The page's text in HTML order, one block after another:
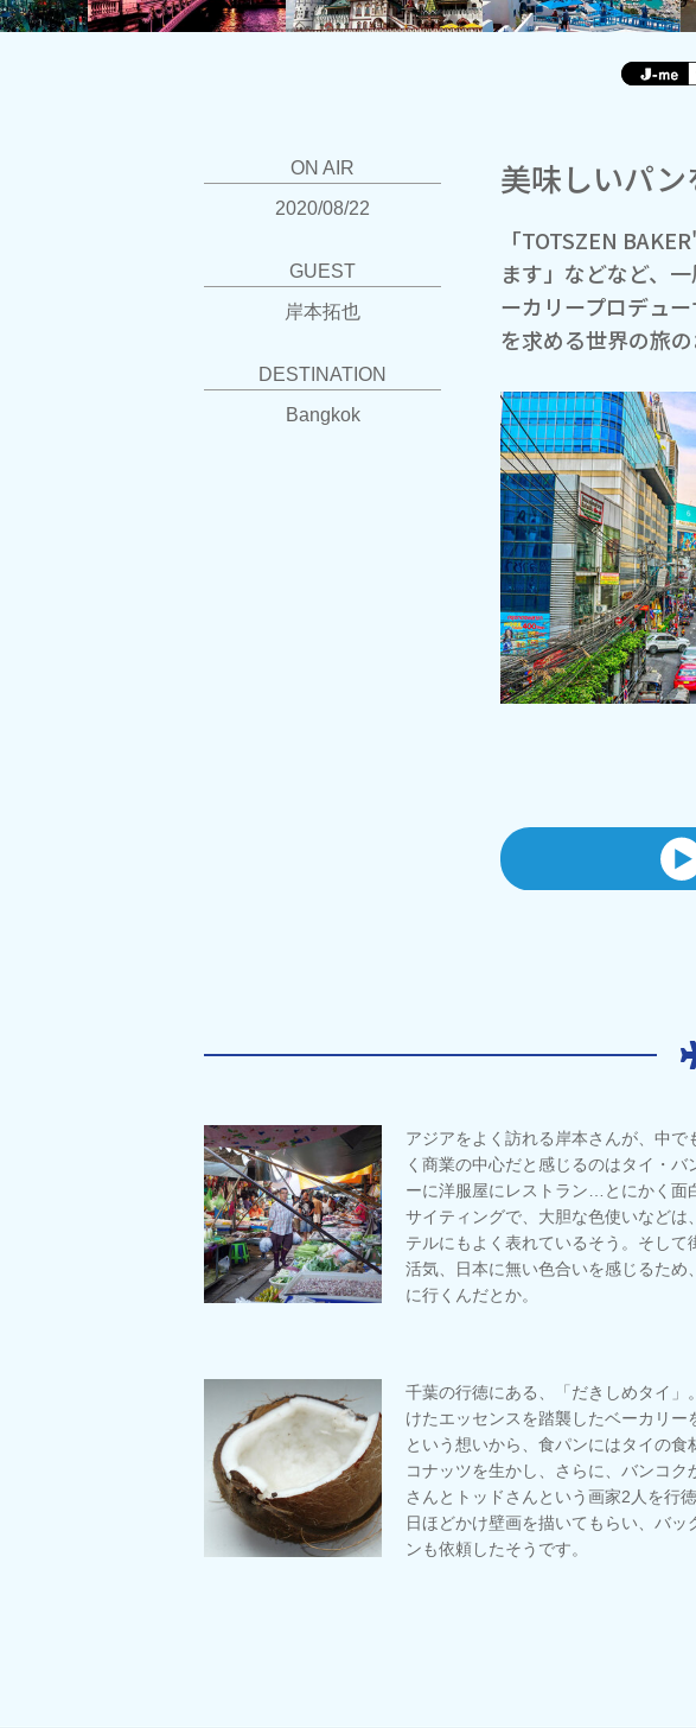
ON AIR
2020/08/22
GUEST
岸本拓也
DESTINATION
Bangkok
美味しいパン
「TOTSZEN
ます」などなど、
ーカリープロデュ
を求める世界の旅の
アジアをよく訪れる岸本さんが、中で
く商業の中心だと感じるのはタイ・バ
ーに洋服屋にレストラン…とにかく面
サイティングで、大胆な色使いなどは
テルにもよく表れているそう。そして
活気、日本に無い色合いを感じるため
に行くんだとか。
千葉の行徳にある、「だきしめタイ」
けたエッセンスを踏襲したベーカリー
という想いから、食パンにはタイの食
コナッツを生かし、さらに、バンコク
さんとトッドさんという画家2人を行
日ほどかけ壁画を描いてもらい、バッ
ンも依頼したそうです。